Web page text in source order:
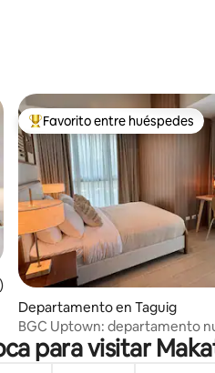
promedio: 5 de 5. 43
Favorito entre los huéspedes
Favorito entre huéspedes
Departamento en Taguig
BGC Uptown: departamento
2 dormitorios con balcón y
estacionamiento gratuito
para visitar